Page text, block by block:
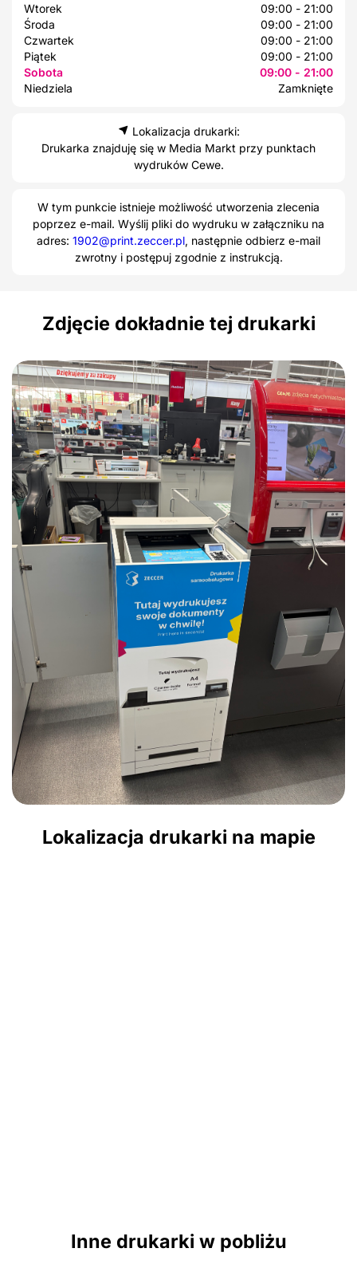
Wtorek
09:00 - 21:00
Środa
09:00 - 21:00
Czwartek
09:00 - 21:00
Piątek
09:00 - 21:00
Sobota
09:00 - 21:00
Niedziela
Zamknięte
Lokalizacja drukarki:
Drukarka znajduję się w Media Markt przy punktach
wydruków Cewe.
W tym punkcie istnieje możliwość utworzenia zlecenia
poprzez e-mail. Wyślij pliki do wydruku w załączniku na
adres: 1902@print.zeccer.pl, następnie odbierz e-mail
zwrotny i postępuj zgodnie z instrukcją.
Zdjęcie dokładnie tej drukarki
Lokalizacja drukarki na mapie
Inne drukarki w pobliżu